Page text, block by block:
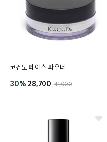
클렌징
코겐도 페이스 파우더
30% 28,700 41,000